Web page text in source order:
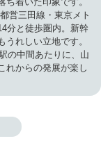
営三田線・東京メト
分と徒歩圏内。新幹
れしい立地です。
の中間あたりに、山
れからの発展が楽し